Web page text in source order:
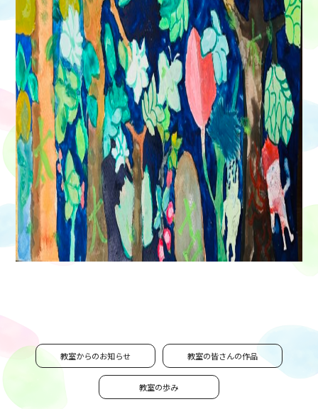
教室からのお知らせ 教室の皆さんの作品
教室の歩み